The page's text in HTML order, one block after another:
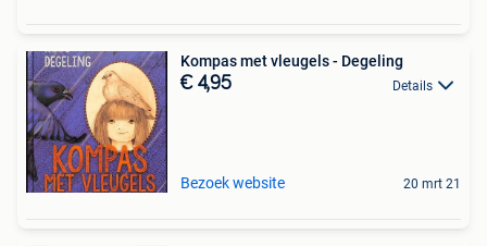
Kompas met vleugels - Degeling
€ 4,95 Details
Bezoek website 20 mrt 21